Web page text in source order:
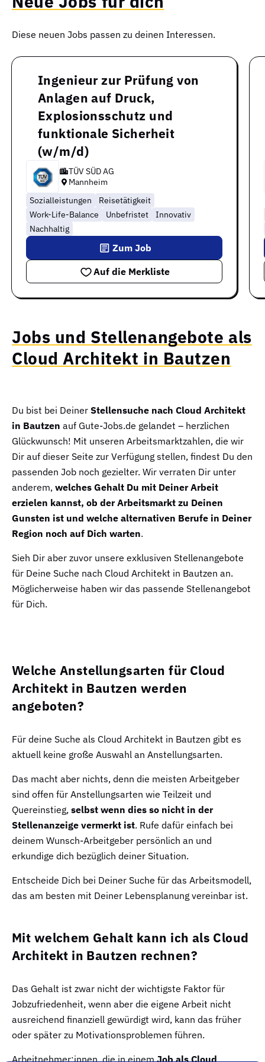
Diese neuen Jobs passen zu deinen Interessen.
Ingenieur zur Prüfung von
Anlagen auf Druck,
Explosionsschutz und
funktionale Sicherheit
(w/m/d)
TÜV SÜD AG
Mannheim
Sozialleistungen
Reisetätigkeit
Work-Life-Balance
Unbefristet
Innovativ
Nachhaltig
Auf die Merkliste
Zum Job
Jobs und Stellenangebote als
Cloud Architekt in Bautzen
Du bist bei Deiner Stellensuche nach Cloud Architekt
in Bautzen auf Gute-Jobs.de gelandet – herzlichen
Glückwunsch! Mit unseren Arbeitsmarktzahlen, die wir
Dir auf dieser Seite zur Verfügung stellen, findest Du den
passenden Job noch gezielter. Wir verraten Dir unter
anderem, welches Gehalt Du mit Deiner Arbeit
erzielen kannst, ob der Arbeitsmarkt zu Deinen
Gunsten ist und welche alternativen Berufe in Deiner
Region noch auf Dich warten.
Sieh Dir aber zuvor unsere exklusiven Stellenangebote
für Deine Suche nach Cloud Architekt in Bautzen an.
Möglicherweise haben wir das passende Stellenangebot
für Dich.
Welche Anstellungsarten für Cloud
Architekt in Bautzen werden
angeboten?
Für deine Suche als Cloud Architekt in Bautzen gibt es
aktuell keine große Auswahl an Anstellungsarten.
Das macht aber nichts, denn die meisten Arbeitgeber
sind offen für Anstellungsarten wie Teilzeit und
Quereinstieg, selbst wenn dies so nicht in der
Stellenanzeige vermerkt ist. Rufe dafür einfach bei
deinem Wunsch-Arbeitgeber persönlich an und
erkundige dich bezüglich deiner Situation.
Entscheide Dich bei Deiner Suche für das Arbeitsmodell,
das am besten mit Deiner Lebensplanung vereinbar ist.
Mit welchem Gehalt kann ich als Cloud
Architekt in Bautzen rechnen?
Das Gehalt ist zwar nicht der wichtigste Faktor für
Jobzufriedenheit, wenn aber die eigene Arbeit nicht
ausreichend finanziell gewürdigt wird, kann das früher
oder später zu Motivationsproblemen führen.
Arbeitnehmer:innen, die in einemJob als Cloud